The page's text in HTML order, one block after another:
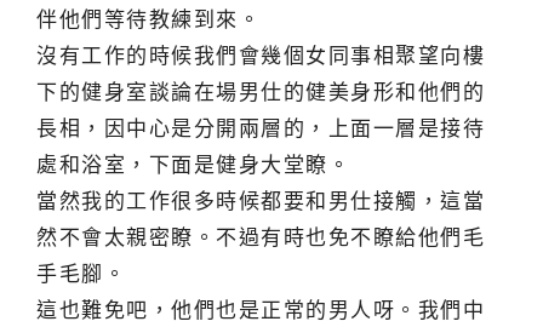
伴他們等待教練到來。
沒有工作的時候我們會幾個女同事相聚望向樓
下的健身室談論在場男仕的健美身形和他們的
長相，因中心是分開兩層的，上面一層是接待
處和浴室，下面是健身大堂瞭。
當然我的工作很多時候都要和男仕接觸，這當
然不會太親密瞭。不過有時也免不瞭給他們毛
手毛腳。
這也難免吧，他們也是正常的男人呀。我們中